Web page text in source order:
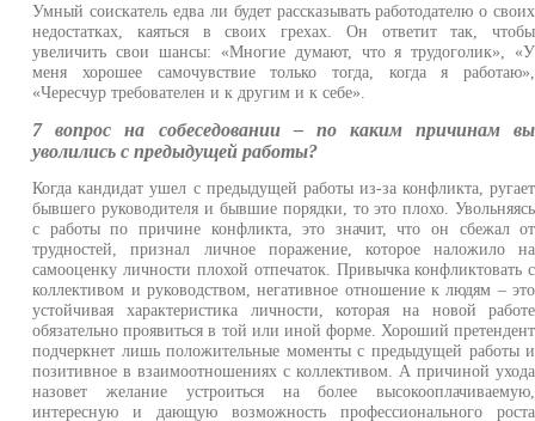
Умный соискатель едва ли будет рассказывать работодателю о своих
недостатках, каяться в своих грехах. Он ответит так, чтобы
увеличить свои шансы: «Многие думают, что я трудоголик», «У
меня хорошее самочувствие только тогда, когда я работаю»,
«Чересчур требователен и к другим и к себе».
7 вопрос на собеседовании – по каким причинам вы
уволились с предыдущей работы?
Когда кандидат ушел с предыдущей работы из-за конфликта, ругает
бывшего руководителя и бывшие порядки, то это плохо. Увольняясь
с работы по причине конфликта, это значит, что он сбежал от
трудностей, признал личное поражение, которое наложило на
самооценку личности плохой отпечаток. Привычка конфликтовать с
коллективом и руководством, негативное отношение к людям – это
устойчивая характеристика личности, которая на новой работе
обязательно проявиться в той или иной форме. Хороший претендент
подчеркнет лишь положительные моменты с предыдущей работы и
позитивное в взаимоотношениях с коллективом. А причиной ухода
назовет желание устроиться на более высокооплачиваемую,
интересную и дающую возможность профессионального роста